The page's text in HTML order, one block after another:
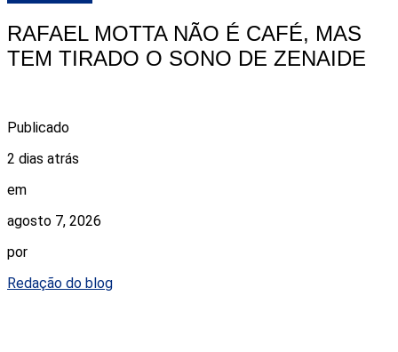
RAFAEL MOTTA NÃO É CAFÉ, MAS
TEM TIRADO O SONO DE ZENAIDE
Publicado
2 dias atrás
em
agosto 7, 2026
por
Redação do blog